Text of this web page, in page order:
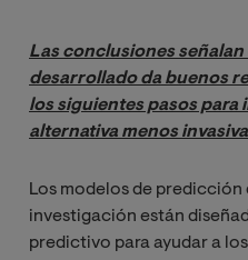
Las conclusiones
desarrollado da buenos
los siguientes pasos
alternativa menos
Los modelos de
investigación están
predictivo para ayudar a